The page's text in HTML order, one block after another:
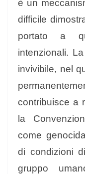
è un
difficile
portato a
intenzionali.
invivibile, nel
contribuisce a
la
come
di condizioni
gruppo